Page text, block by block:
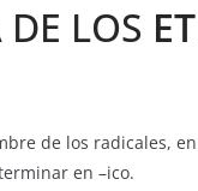
LOS
de los radicales,
en –ico.